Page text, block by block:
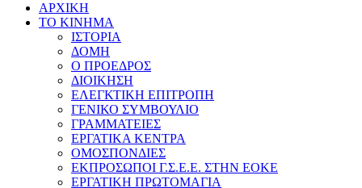
ΑΡΧΙΚΗ
ΤΟ ΚΙΝΗΜΑ
ΙΣΤΟΡΙΑ
ΔΟΜΗ
Ο ΠΡΟΕΔΡΟΣ
ΔΙΟΙΚΗΣΗ
ΕΛΕΓΚΤΙΚΗ ΕΠΙΤΡΟΠΗ
ΓΕΝΙΚΟ ΣΥΜΒΟΥΛΙΟ
ΓΡΑΜΜΑΤΕΙΕΣ
ΕΡΓΑΤΙΚΑ ΚΕΝΤΡΑ
ΟΜΟΣΠΟΝΔΙΕΣ
ΕΚΠΡΟΣΩΠΟΙ Γ.Σ.Ε.Ε. ΣΤΗΝ ΕΟΚΕ
ΕΡΓΑΤΙΚΗ ΠΡΩΤΟΜΑΓΙΑ